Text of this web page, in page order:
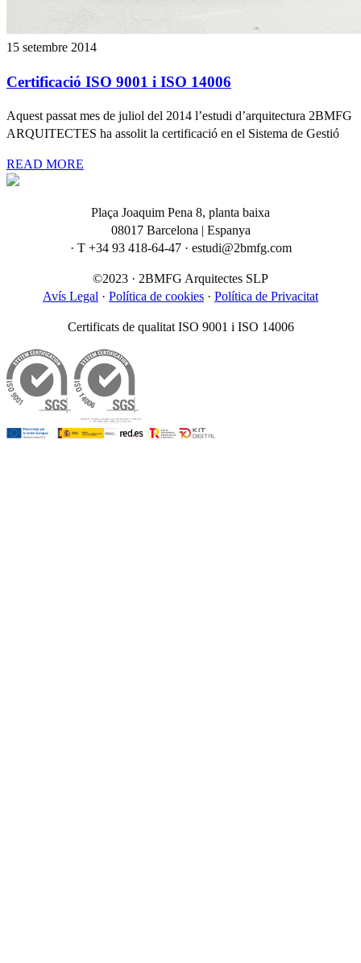
15 setembre 2014
Certificació ISO 9001 i ISO 14006
Aquest passat mes de juliol del 2014 l’estudi d’arquitectura 2BMFG
ARQUITECTES ha assolit la certificació en el Sistema de Gestió
READ MORE
Plaça Joaquim Pena 8, planta baixa
08017 Barcelona | Espanya
· T +34 93 418-64-47 · estudi@2bmfg.com
©2023 · 2BMFG Arquitectes SLP
Avís Legal · Política de cookies · Política de Privacitat
Certificats de qualitat ISO 9001 i ISO 14006